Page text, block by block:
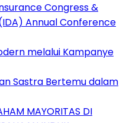
Congress &
Annual Conference
melalui Kampanye
Sastra Bertemu dalam
MAYORITAS DI